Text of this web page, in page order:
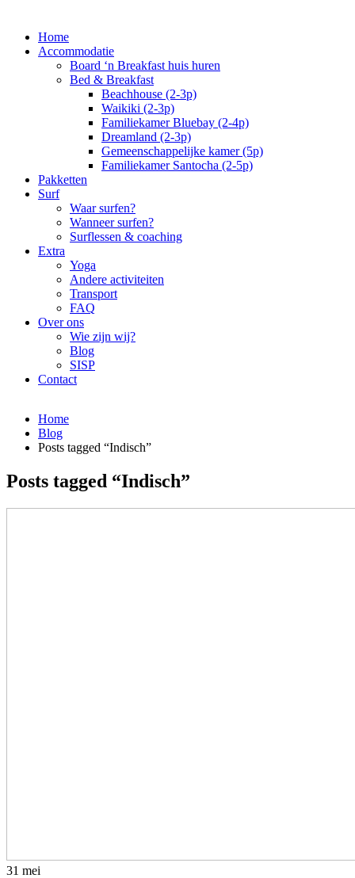
Home
Accommodatie
Board ‘n Breakfast huis huren
Bed & Breakfast
Beachhouse (2-3p)
Waikiki (2-3p)
Familiekamer Bluebay (2-4p)
Dreamland (2-3p)
Gemeenschappelijke kamer (5p)
Familiekamer Santocha (2-5p)
Pakketten
Surf
Waar surfen?
Wanneer surfen?
Surflessen & coaching
Extra
Yoga
Andere activiteiten
Transport
FAQ
Over ons
Wie zijn wij?
Blog
SISP
Contact
Home
Blog
Posts tagged “Indisch”
Posts tagged “Indisch”
31 mei